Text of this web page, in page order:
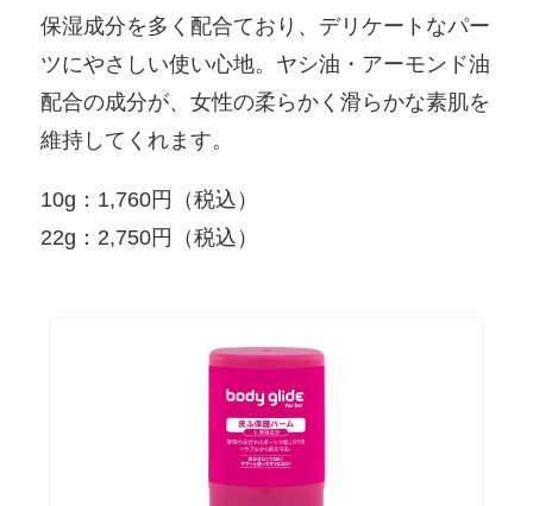
保湿成分を多く配合ており、デリケートなパー
ツにやさしい使い心地。ヤシ油・アーモンド油
配合の成分が、女性の柔らかく滑らかな素肌を
維持してくれます。
10g：1,760円（税込）
22g：2,750円（税込）